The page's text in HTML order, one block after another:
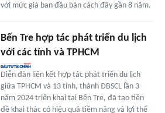
với mức giá ban đầu bán cách đây gần 8 năm.
Bến Tre hợp tác phát triển du lịch
với các tỉnh và TPHCM
Diễn đàn liên kết hợp tác phát triển du lịch
giữa TPHCM và 13 tỉnh, thành ĐBSCL lần 3
năm 2024 triển khai tại Bến Tre, đã tạo tiền
đề khai thác có hiệu quả tiềm năng và lợi thế